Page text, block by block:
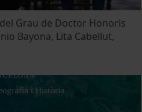
Grau de Doctor Honoris
Bayona, Lita Cabellut,